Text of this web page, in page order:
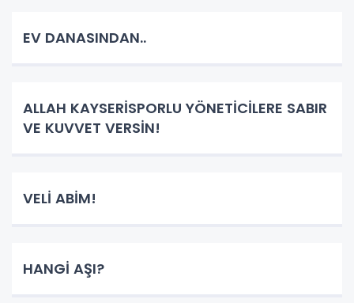
EV DANASINDAN..
ALLAH KAYSERİSPORLU YÖNETİCİLERE SABIR
VE KUVVET VERSİN!
VELİ ABİM!
HANGİ AŞI?